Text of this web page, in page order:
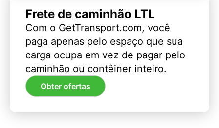
Frete de caminhão LTL
Com o GetTransport.com, você
paga apenas pelo espaço que sua
carga ocupa em vez de pagar pelo
caminhão ou contêiner inteiro.
Obter ofertas